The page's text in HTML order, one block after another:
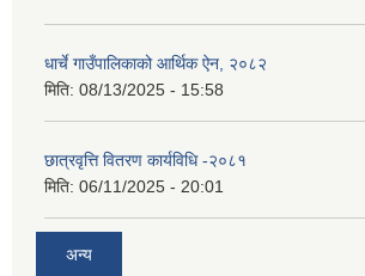
धार्चे गाउँपालिकाको आर्थिक ऐन, २०८२
मिति: 08/13/2025 - 15:58
छात्रवृत्ति वितरण कार्यविधि -२०८१
मिति: 06/11/2025 - 20:01
अन्य